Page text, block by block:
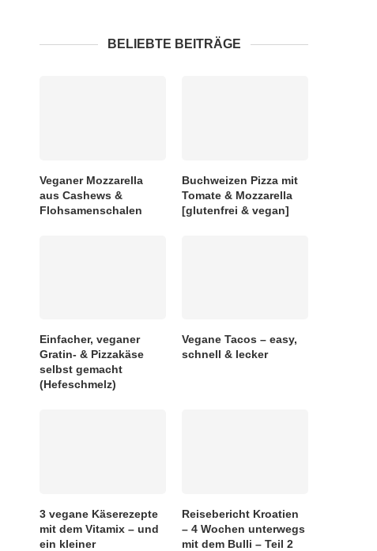
BELIEBTE BEITRÄGE
Veganer Mozzarella
aus Cashews &
Flohsamenschalen
Buchweizen Pizza mit
Tomate & Mozzarella
[glutenfrei & vegan]
Einfacher, veganer
Gratin- & Pizzakäse
selbst gemacht
(Hefeschmelz)
Vegane Tacos – easy,
schnell & lecker
3 vegane Käserezepte
mit dem Vitamix – und
ein kleiner
Reisebericht Kroatien
– 4 Wochen unterwegs
mit dem Bulli – Teil 2